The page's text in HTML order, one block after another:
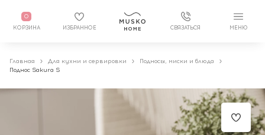
0
КОРЗИНА ИЗБРАННОЕ СВЯЗАТЬСЯ МЕНЮ
Главная Для кухни и сервировки
Подносы, миски и блюда
Поднос Sakura S